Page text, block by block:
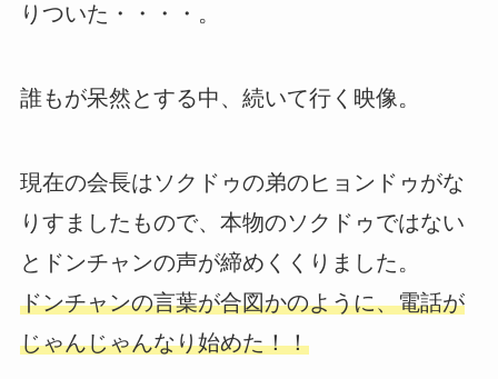
りついた・・・・。
誰もが呆然とする中、続いて行く映像。
現在の会長はソクドゥの弟のヒョンドゥがな
りすましたもので、本物のソクドゥではない
とドンチャンの声が締めくくりました。
ドンチャンの言葉が合図かのように、電話が
じゃんじゃんなり始めた！！